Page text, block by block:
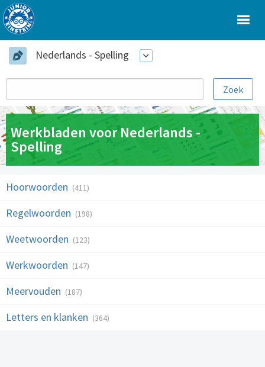
Nederlands - Spelling
Werkbladen voor Nederlands -
Spelling
Hoorwoorden (411)
Regelwoorden (198)
Weetwoorden (123)
Werkwoorden (147)
Meervouden (187)
Letters en klanken (364)